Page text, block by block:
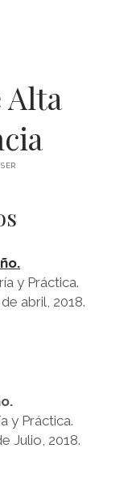
Alta
y Práctica.
abril, 2018.
y Práctica.
Julio, 2018.